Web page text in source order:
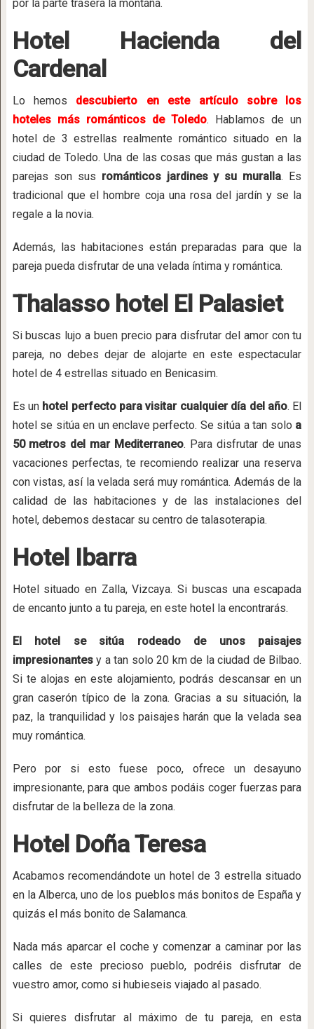
por la parte trasera la montaña.
Hotel Hacienda del
Cardenal
Lo hemos descubierto en este artículo sobre los
hoteles más románticos de Toledo. Hablamos de un
hotel de 3 estrellas realmente romántico situado en la
ciudad de Toledo. Una de las cosas que más gustan a las
parejas son sus románticos jardines y su muralla. Es
tradicional que el hombre coja una rosa del jardín y se la
regale a la novia.
Además, las habitaciones están preparadas para que la
pareja pueda disfrutar de una velada íntima y romántica.
Thalasso hotel El Palasiet
Si buscas lujo a buen precio para disfrutar del amor con tu
pareja, no debes dejar de alojarte en este espectacular
hotel de 4 estrellas situado en Benicasim.
Es unhotel perfecto para visitar cualquier día del año. El
hotel se sitúa en un enclave perfecto. Se sitúa a tan solo a
50 metros del mar Mediterraneo. Para disfrutar de unas
vacaciones perfectas, te recomiendo realizar una reserva
con vistas, así la velada será muy romántica. Además de la
calidad de las habitaciones y de las instalaciones del
hotel, debemos destacar su centro de talasoterapia.
Hotel Ibarra
Hotel situado en Zalla, Vizcaya. Si buscas una escapada
de encanto junto a tu pareja, en este hotel la encontrarás.
El hotel se sitúa rodeado de unos paisajes
impresionantesy a tan solo 20 km de la ciudad de Bilbao.
Si te alojas en este alojamiento, podrás descansar en un
gran caserón típico de la zona. Gracias a su situación, la
paz, la tranquilidad y los paisajes harán que la velada sea
muy romántica.
Pero por si esto fuese poco, ofrece un desayuno
impresionante, para que ambos podáis coger fuerzas para
disfrutar de la belleza de la zona.
Hotel Doña Teresa
Acabamos recomendándote un hotel de 3 estrella situado
en la Alberca, uno de los pueblos más bonitos de España y
quizás el más bonito de Salamanca.
Nada más aparcar el coche y comenzar a caminar por las
calles de este precioso pueblo, podréis disfrutar de
vuestro amor, como si hubieseis viajado al pasado.
Si quieres disfrutar al máximo de tu pareja, en esta